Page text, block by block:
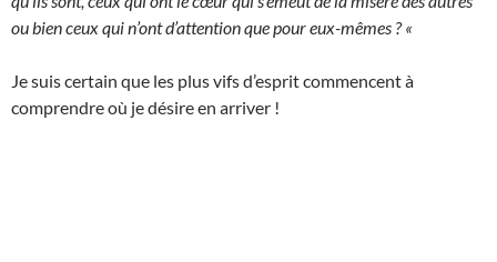
ou bien ceux qui n’ont d’attention que pour eux-mêmes ? «
Je suis certain que les plus vifs d’esprit commencent à
comprendre où je désire en arriver !